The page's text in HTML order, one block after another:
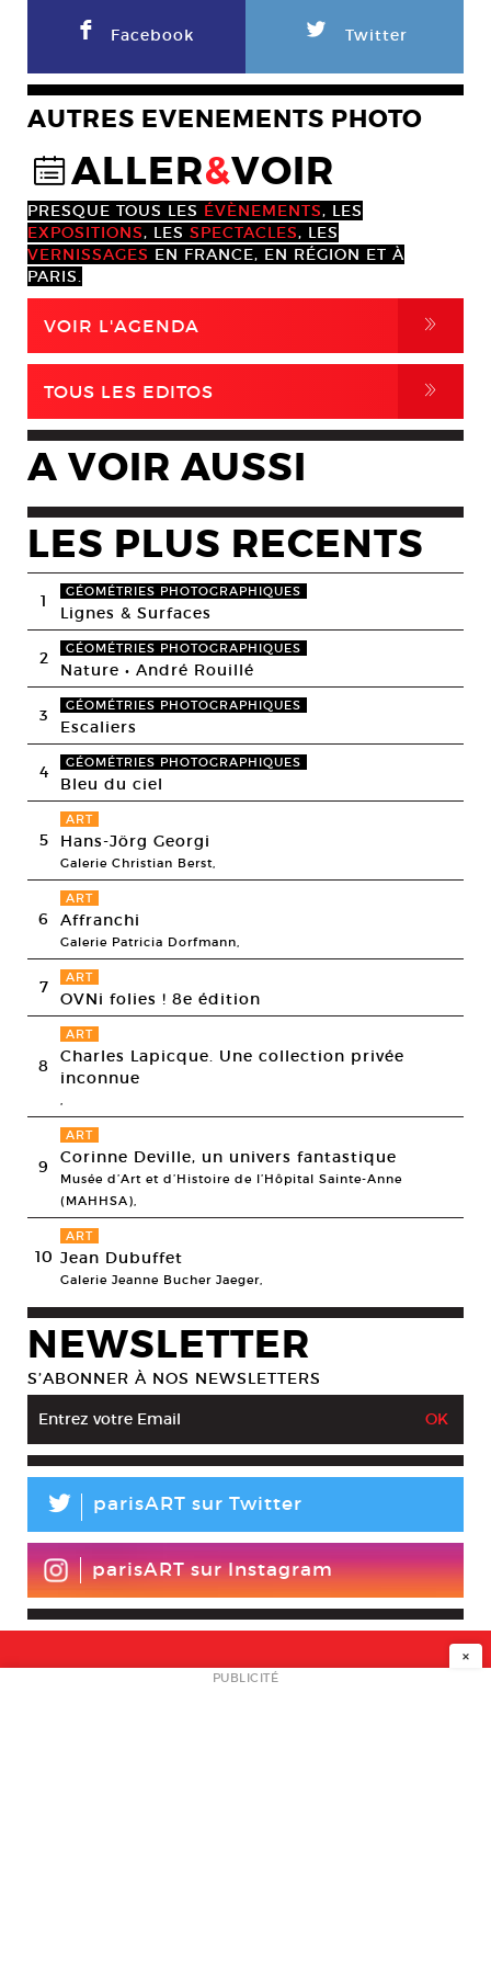
F Facebook L Twitter
AUTRES EVENEMENTS PHOTO
@ALLER&VOIR
PRESQUE TOUS LES ÉVÈNEMENTS, LES
EXPOSITIONS, LES SPECTACLES, LES
VERNISSAGES EN FRANCE, EN RÉGION ET À
PARIS.
VOIR L'AGENDA ,
TOUS LES EDITOS ,
A VOIR AUSSI
LES PLUS RECENTS
1 GÉOMÉTRIES PHOTOGRAPHIQUES
Lignes & Surfaces
2 GÉOMÉTRIES PHOTOGRAPHIQUES
Nature • André Rouillé
3 GÉOMÉTRIES PHOTOGRAPHIQUES
Escaliers
4 GÉOMÉTRIES PHOTOGRAPHIQUES
Bleu du ciel
5
ART
Hans-Jörg Georgi
Galerie Christian Berst,
6
ART
Affranchi
Galerie Patricia Dorfmann,
7 ART
OVNi folies ! 8e édition
8
ART
Charles Lapicque. Une collection privée
inconnue
9
ART
Corinne Deville, un univers fantastique
Musée d’Art et d’Histoire de l’Hôpital Sainte-Anne
(MAHHSA),
10
ART
Jean Dubuffet
Galerie Jeanne Bucher Jaeger,
NEWSLETTER
S’ABONNER À NOS NEWSLETTERS
L parisART sur Twitter
parisART sur Instagram
NEWSLETTER
×
PUBLICITÉ